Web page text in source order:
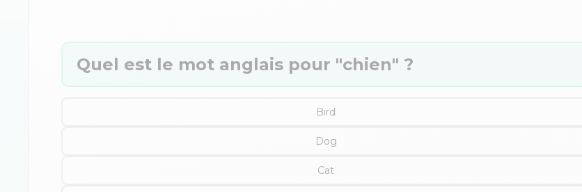
Quel est le mot anglais pour "chien" ?
Bird
Dog
Cat